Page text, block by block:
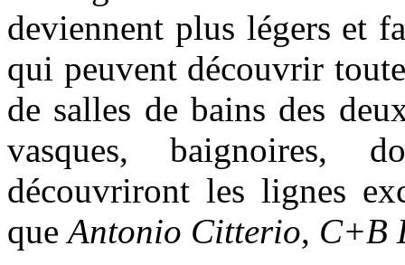
deviennent plus légers et
qui peuvent découvrir
de salles de bains des
vasques, baignoires,
découvriront les lignes
queAntonio Citterio, C+B